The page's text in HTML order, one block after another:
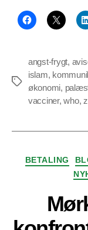
Tags
angst-frygt,
islam,
økonomi,
vacciner,who,
BETALING